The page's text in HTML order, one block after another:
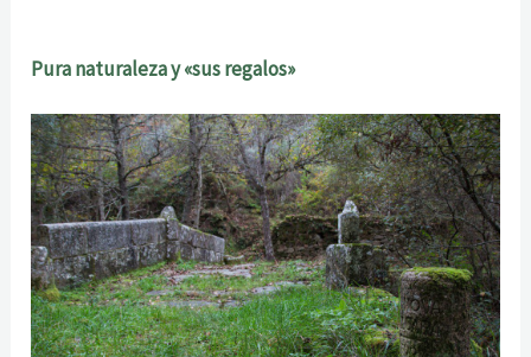
Pura naturaleza y «sus regalos»